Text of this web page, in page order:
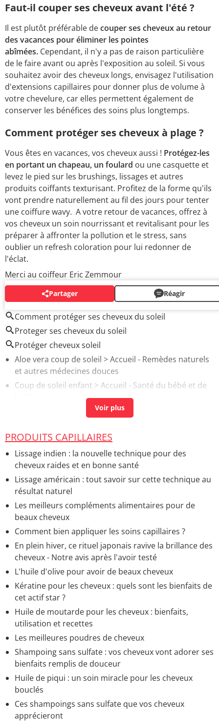
Faut-il couper ses cheveux avant l'été ?
Il est plutôt préférable decouper ses cheveux au retour
des vacances pour éliminer les pointes
abîmées. Cependant, il n'y a pas de raison particulière
de le faire avant ou après l'exposition au soleil. Si vous
souhaitez avoir des cheveux longs, envisagez l'utilisation
d'extensions capillaires pour donner plus de volume à
votre chevelure, car elles permettent également de
conserver les bénéfices des soins plus longtemps.
Comment protéger ses cheveux à plage ?
Vous êtes en vacances, vos cheveux aussi ! Protégez-les
en portant un chapeau, un foulard ou une casquette et
levez le pied sur les brushings, lissages et autres
produits coiffants texturisant. Profitez de la forme qu'ils
vont prendre naturellement au fil des jours pour tenter
une coiffure wavy. A votre retour de vacances, offrez à
vos cheveux un soin nourrissant et revitalisant pour les
préparer à affronter la pollution et le stress, sans
oublier un refresh coloration pour lui redonner de
l'éclat.
Merci au coiffeur Eric Zemmour
Partager Réagir
AUTOUR DU MÊME SUJET
Comment protéger ses cheveux du soleil
Proteger ses cheveux du soleil
Protéger cheveux soleil
Aloe vera coup de soleil > Accueil - Remèdes naturels
et autres médecines douces
Coup de soleil enfant > Accueil - Santé du bébé et de
Remède de grand-mère pour se protéger du soleil
Salutation au soleil danger
yoga
Comment effiler ses cheveux> Accueil - Technique et
forme de coupe
PRODUITS CAPILLAIRES
Lissage indien : la nouvelle technique pour des
cheveux raides et en bonne santé
Lissage américain : tout savoir sur cette technique au
résultat naturel
Les meilleurs compléments alimentaires pour de
beaux cheveux
Comment bien appliquer les soins capillaires ?
En plein hiver, ce rituel japonais ravive la brillance des
cheveux - Notre avis après l'avoir testé
L'huile d'olive pour avoir de beaux cheveux
Kératine pour les cheveux : quels sont les bienfaits de
cet actif star ?
Huile de moutarde pour les cheveux : bienfaits,
utilisation et recettes
Les meilleures poudres de cheveux
Shampoing sans sulfate : vos cheveux vont adorer ses
bienfaits remplis de douceur
Huile de piqui : un soin miracle pour les cheveux
bouclés
Ces shampoings sans sulfate que vos cheveux
apprécieront